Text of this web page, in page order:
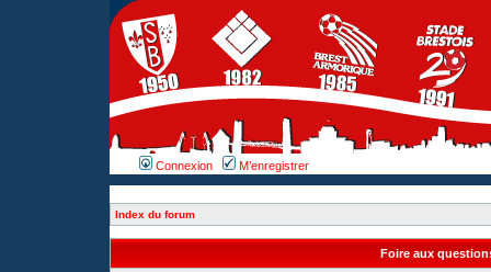
Connexion M’enregistrer
Index du forum
Foire aux